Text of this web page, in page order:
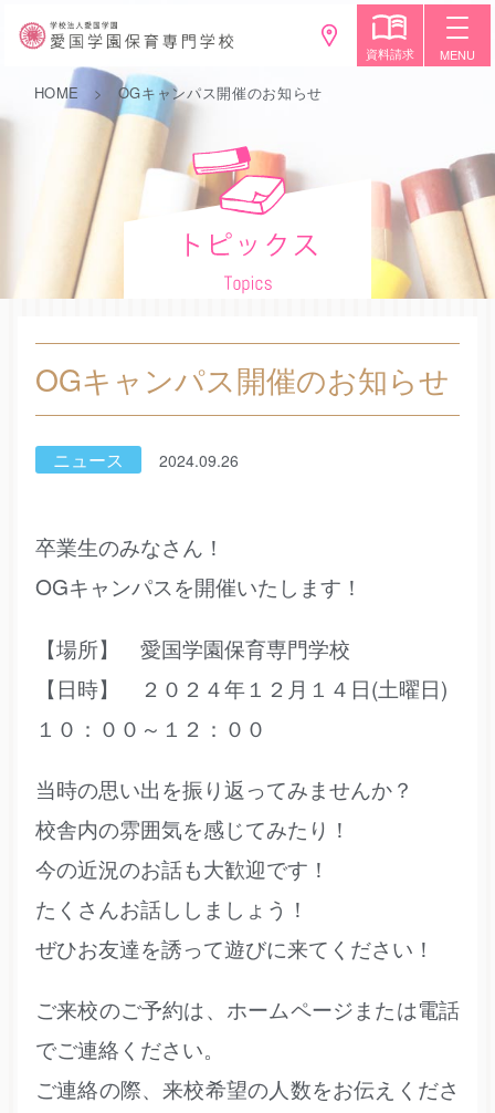
資料請求 MENU
HOME OGキャンパス開催のお知らせ
OGキャンパス開催のお知らせ
ニュース 2024.09.26
卒業生のみなさん！
OGキャンパスを開催いたします！
【場所】 愛国学園保育専門学校
【日時】 ２０２４年１２月１４日(土曜日)
１０：００～１２：００
当時の思い出を振り返ってみませんか？
校舎内の雰囲気を感じてみたり！
今の近況のお話も大歓迎です！
たくさんお話ししましょう！
ぜひお友達を誘って遊びに来てください！
ご来校のご予約は、ホームページまたは電話
でご連絡ください。
ご連絡の際、来校希望の人数をお伝えくださ